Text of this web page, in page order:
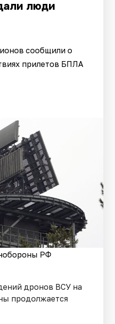
люди
сообщили о
прилетов БПЛА
РФ
дронов ВСУ на
продолжается